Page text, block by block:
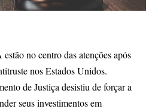
no centro das atenções após
nos Estados Unidos.
de Justiça desistiu de forçar a
seus investimentos em